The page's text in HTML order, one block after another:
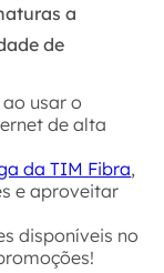
a
de
usar o
de alta
da TIM Fibra,
e aproveitar
disponíveis no